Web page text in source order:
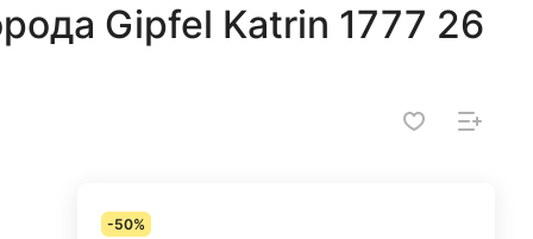
Gipfel Katrin 1777 26
-50%